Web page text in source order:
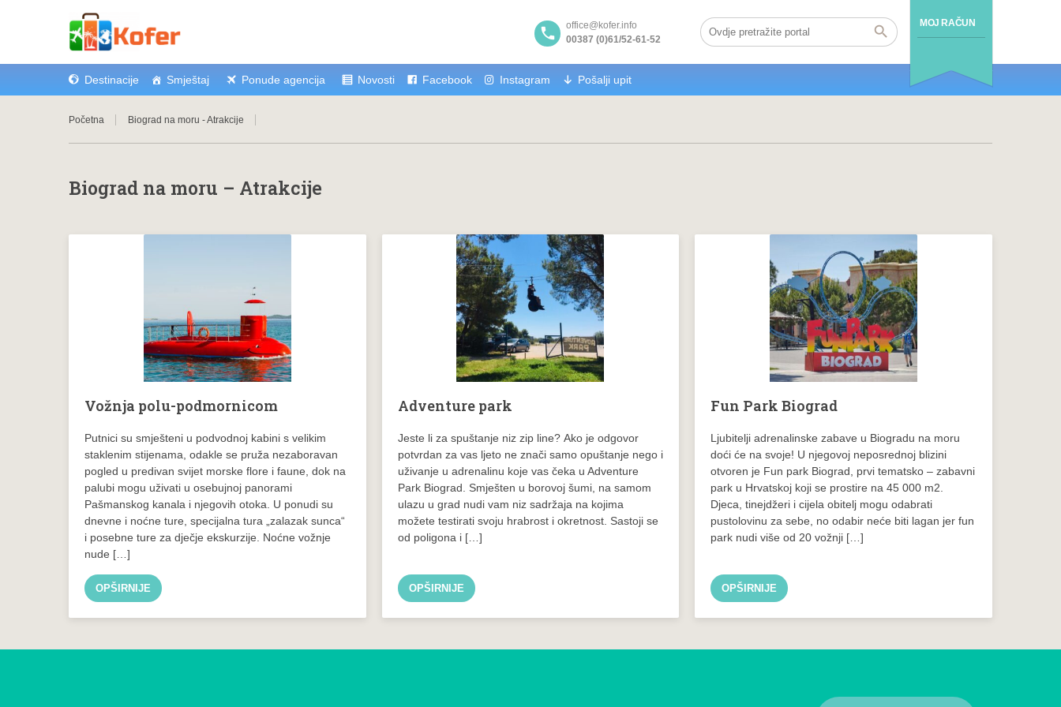
MOJ RAČUN
office@kofer.info
00387 (0)61/52-61-52
Destinacije Smještaj Ponude agencija Novosti Facebook Instagram Pošalji upit
Početna Biograd na moru - Atrakcije
Biograd na moru – Atrakcije
Vožnja polu-podmornicom
Putnici su smješteni u podvodnoj kabini s velikim
staklenim stijenama, odakle se pruža nezaboravan
pogled u predivan svijet morske flore i faune, dok na
palubi mogu uživati u osebujnoj panorami
Pašmanskog kanala i njegovih otoka. U ponudi su
dnevne i noćne ture, specijalna tura „zalazak sunca“
i posebne ture za dječje ekskurzije. Noćne vožnje
nude […]
OPŠIRNIJE
Adventure park
Jeste li za spuštanje niz zip line? Ako je odgovor
potvrdan za vas ljeto ne znači samo opuštanje nego i
uživanje u adrenalinu koje vas čeka u Adventure
Park Biograd. Smješten u borovoj šumi, na samom
ulazu u grad nudi vam niz sadržaja na kojima
možete testirati svoju hrabrost i okretnost. Sastoji se
od poligona i […]
OPŠIRNIJE
Fun Park Biograd
Ljubitelji adrenalinske zabave u Biogradu na moru
doći će na svoje! U njegovoj neposrednoj blizini
otvoren je Fun park Biograd, prvi tematsko – zabavni
park u Hrvatskoj koji se prostire na 45 000 m2.
Djeca, tinejdžeri i cijela obitelj mogu odabrati
pustolovinu za sebe, no odabir neće biti lagan jer fun
park nudi više od 20 vožnji […]
OPŠIRNIJE